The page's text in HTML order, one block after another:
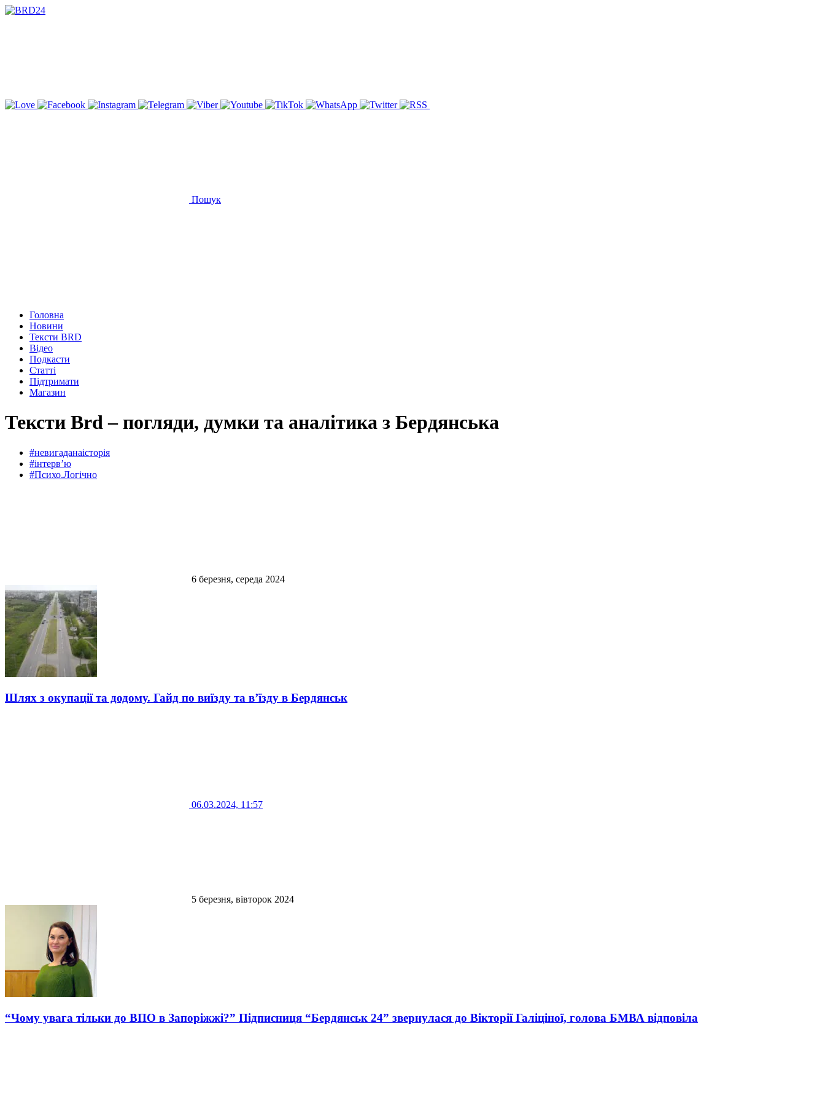
Пошук
Головна
Новини
Тексти BRD
Відео
Подкасти
Статті
Підтримати
Магазин
Тексти Brd – погляди, думки та аналітика з Бердянська
#невигаданаісторія
#інтервʼю
#Психо.Логічно
6 березня, середа 2024
Шлях з окупації та додому. Гайд по виїзду та в’їзду в Бердянськ
06.03.2024, 11:57
5 березня, вівторок 2024
“Чому увага тільки до ВПО в Запоріжжі?” Підписниця “Бердянськ 24” звернулася до Вікторії Галіціної, голова БМВА відповіла